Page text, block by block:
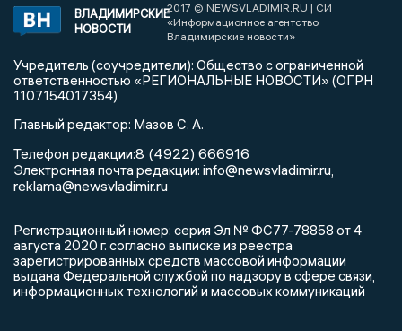
ВЛАДИМИРСКИЕ
НОВОСТИ
2017 © NEWSVLADIMIR.RU | СИ
«Информационное агентство
Владимирские новости»
Учредитель (соучредители): Общество с ограниченной
ответственностью «РЕГИОНАЛЬНЫЕ НОВОСТИ» (ОГРН
1107154017354)
Главный редактор: Мазов С. А.
Телефон редакции:8 (4922) 666916
Электронная почта редакции: info@newsvladimir.ru,
reklama@newsvladimir.ru
Регистрационный номер: серия Эл № ФС77-78858 от 4
августа 2020 г. согласно выписке из реестра
зарегистрированных средств массовой информации
выдана Федеральной службой по надзору в сфере связи,
информационных технологий и массовых коммуникаций